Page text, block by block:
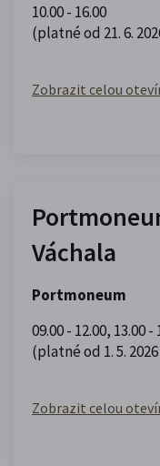
10.00 - 16.00
(platné od 21. 6.
Zobrazit celou
Váchala
Portmoneum
09.00 - 12.00, 13.00 -
(platné od 1. 5. 2026
Zobrazit celou